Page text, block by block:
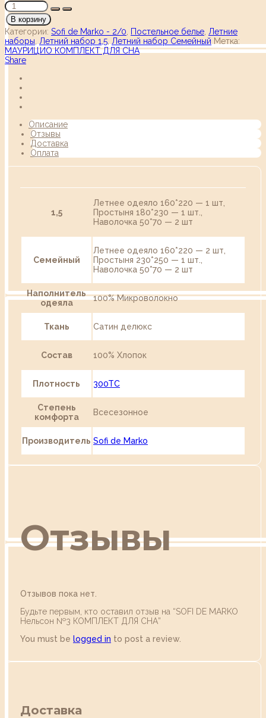
В корзину
Категории: Sofi de Marko - 2/0 Постельное белье Летние
наборы Летний набор 1,5 Летний набор Семейный Метка:
МАУРИЦИО КОМПЛЕКТ ДЛЯ СНА
Share
Описание
Отзывы
Доставка
Оплата
1,5
Летнее одеяло 160*220 — 1 шт,
Простыня 180*230 — 1 шт.,
Наволочка 50*70 — 2 шт
Семейный
Летнее одеяло 160*220 — 2 шт,
Простыня 230*250 — 1 шт.,
Наволочка 50*70 — 2 шт
Наполнитель
одеяла
100% Микроволокно
Ткань Сатин делюкс
Состав 100% Хлопок
Плотность 300TC
Степень
комфорта
Всесезонное
Производитель Sofi de Marko
Отзывы
Отзывов пока нет.
Будьте первым, кто оставил отзыв на “SOFI DE MARKO
Нельсон №3 КОМПЛЕКТ ДЛЯ СНА”
You must be logged in to post a review.
Доставка